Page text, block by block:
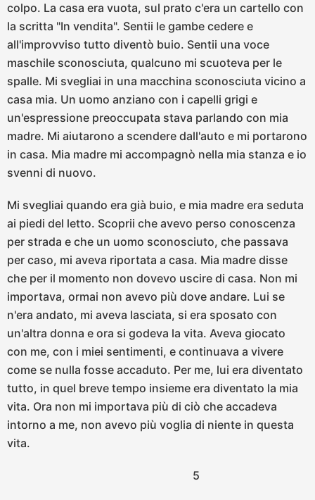
colpo. La casa era vuota, sul prato c'era un cartello con
la scritta "In vendita". Sentii le gambe cedere e
all'improvviso tutto diventò buio. Sentii una voce
maschile sconosciuta, qualcuno mi scuoteva per le
spalle. Mi svegliai in una macchina sconosciuta vicino a
casa mia. Un uomo anziano con i capelli grigi e
un'espressione preoccupata stava parlando con mia
madre. Mi aiutarono a scendere dall'auto e mi portarono
in casa. Mia madre mi accompagnò nella mia stanza e io
svenni di nuovo.
Mi svegliai quando era già buio, e mia madre era seduta
ai piedi del letto. Scoprii che avevo perso conoscenza
per strada e che un uomo sconosciuto, che passava
per caso, mi aveva riportata a casa. Mia madre disse
che per il momento non dovevo uscire di casa. Non mi
importava, ormai non avevo più dove andare. Lui se
n'era andato, mi aveva lasciata, si era sposato con
un'altra donna e ora si godeva la vita. Aveva giocato
con me, con i miei sentimenti, e continuava a vivere
come se nulla fosse accaduto. Per me, lui era diventato
tutto, in quel breve tempo insieme era diventato la mia
vita. Ora non mi importava più di ciò che accadeva
intorno a me, non avevo più voglia di niente in questa
vita.
5